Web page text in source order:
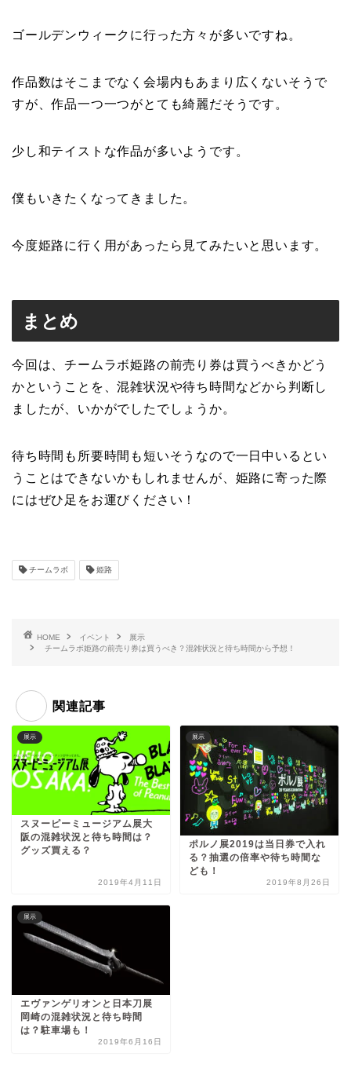
ゴールデンウィークに行った方々が多いですね。
作品数はそこまでなく会場内もあまり広くないそうで
すが、作品一つ一つがとても綺麗だそうです。
少し和テイストな作品が多いようです。
僕もいきたくなってきました。
今度姫路に行く用があったら見てみたいと思います。
まとめ
今回は、チームラボ姫路の前売り券は買うべきかどう
かということを、混雑状況や待ち時間などから判断し
ましたが、いかがでしたでしょうか。
待ち時間も所要時間も短いそうなので一日中いるとい
うことはできないかもしれませんが、姫路に寄った際
にはぜひ足をお運びください！
チームラボ 姫路
HOME イベント
展示
チームラボ姫路の前売り券は買うべき？混雑状況と待ち時間から予想！
関連記事
展示
スヌーピーミュージアム展大
阪の混雑状況と待ち時間は？
グッズ買える？
2019年4月11日
展示
ポルノ展2019は当日券で入れ
る？抽選の倍率や待ち時間な
ども！
2019年8月26日
展示
エヴァンゲリオンと日本刀展
岡崎の混雑状況と待ち時間
は？駐車場も！
2019年6月16日